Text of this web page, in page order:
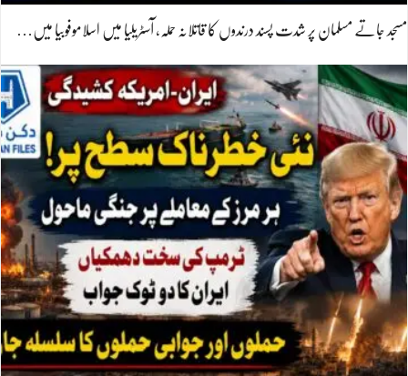
مسجد جاتے مسلمان پر شدت پسند درندوں کا قاتلانہ حملہ، آسٹریلیا میں اسلاموفوبیا میں…